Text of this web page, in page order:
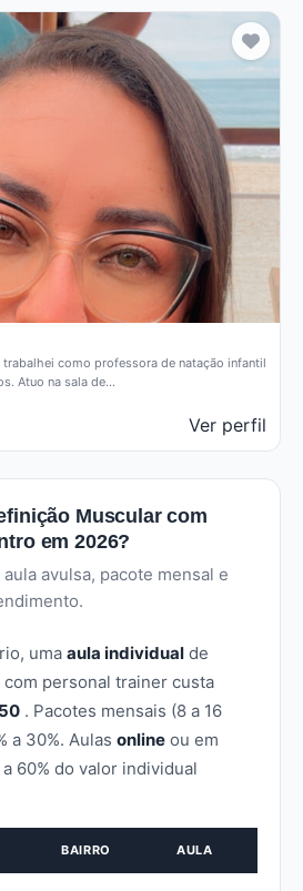
trabalhei como professora de natação infantil
Atuo na sala de…
Ver perfil
Muscular com
em 2026?
avulsa, pacote mensal e
uma aula individual de
personal trainer custa
. Pacotes mensais (8 a 16
a 30%. Aulas online ou em
60% do valor individual
BAIRRO AULA